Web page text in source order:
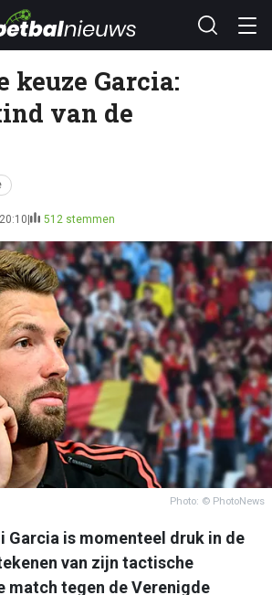
keuze Garcia:
van de
512 stemmen
Photo: © PhotoNews
Garcia is momenteel druk in de
van zijn tactische
match tegen de Verenigde